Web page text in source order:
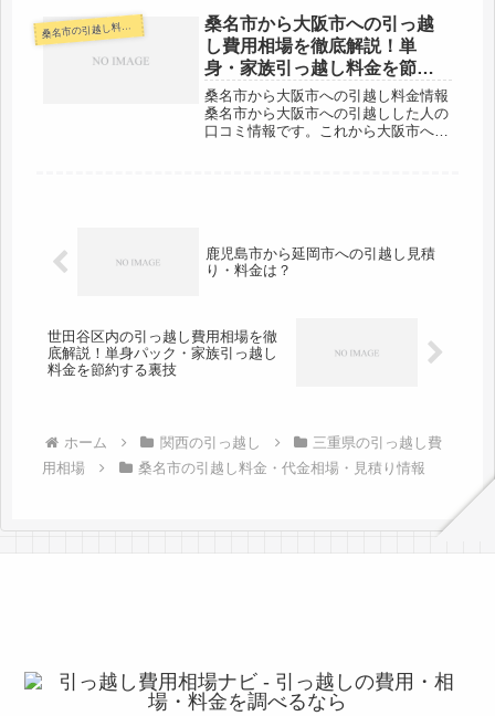
知県名古屋市までは約30km。片道で
１時間圏内ですが、その日中に引越
し...
桑名市の引越し料金・代金相場・見積り情報
桑名市から大阪市への引っ越
し費用相場を徹底解説！単
身・家族引っ越し料金を節約
する裏技
桑名市から大阪市への引越し料金情報
桑名市から大阪市への引越しした人の
口コミ情報です。これから大阪市へ引
鹿児島市から延岡市への引越し見積
り・料金は？
世田谷区内の引っ越し費用相場を徹
底解説！単身パック・家族引っ越し
料金を節約する裏技
ホーム 関西の引っ越し
三重県の引っ越し費
用相場
桑名市の引越し料金・代金相場・見積り情報